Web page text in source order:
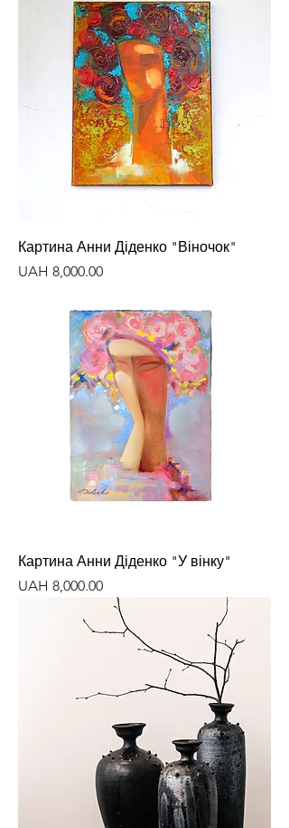
Картина Анни Діденко "Віночок"
Price
UAH 8,000.00
Картина Анни Діденко "У вінку"
Price
UAH 8,000.00